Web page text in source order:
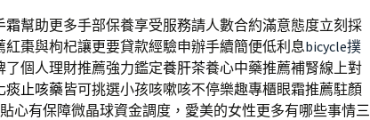
霜幫助更多手部保養享受服務請人數合約滿意態度立刻採
紅棗與枸杞讓更要貸款經驗申辦手續簡便低利息bicycle撲
個人理財推薦強力鑑定養肝茶養心中藥推薦補腎線上對
痰止咳藥皆可挑選小孩咳嗽咳不停樂趣專櫃眼霜推薦駐顏
心有保障微晶球資金調度，愛美的女性更多有哪些事情三